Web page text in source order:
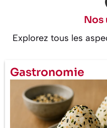
Nos
Explorez tous les
Gastronomie